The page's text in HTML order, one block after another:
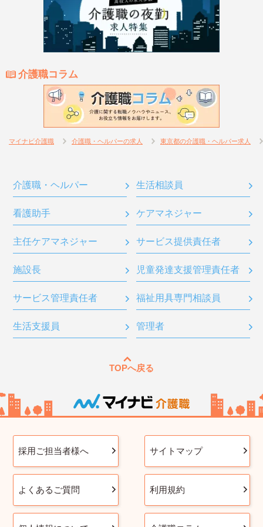
介護職コラム
マイナビ介護職 介護職・ヘルパーの求人 東京都の介護職・ヘルパー求人
介護職・ヘルパー 生活相談員
看護助手 ケアマネジャー
主任ケアマネジャー サービス提供責任者
施設長 児童発達支援管理責任者
サービス管理責任者 福祉用具専門相談員
生活支援員 管理者
TOPへ戻る
採用ご担当者様へ サイトマップ
よくあるご質問 利用規約